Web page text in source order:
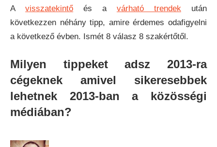
Avisszatekintő és a várható trendekután
következzen néhány tipp, amire érdemes odafigyelni
a következő évben. Ismét 8 válasz 8 szakértőtől.
Milyen tippeket adsz 2013-ra
cégeknek amivel sikeresebbek
lehetnek 2013-ban a közösségi
médiában?